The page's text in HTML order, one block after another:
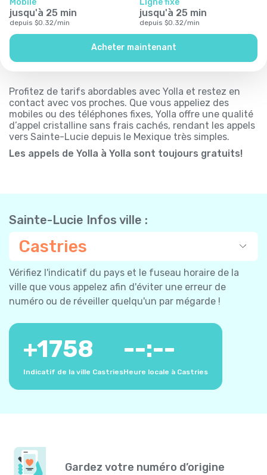
jusqu'à 25 min
depuis $0.32/min
jusqu'à 25 min
depuis $0.32/min
Acheter maintenant
Profitez de tarifs abordables avec Yolla et restez en
contact avec vos proches. Que vous appeliez des
mobiles ou des téléphones fixes, Yolla offre une qualité
d’appel cristalline sans frais cachés, rendant les appels
vers Sainte-Lucie depuis le Mexique très simples.
Les appels de Yolla à Yolla sont toujours gratuits!
Sainte-Lucie Infos ville :
Castries
Vérifiez l'indicatif du pays et le fuseau horaire de la
ville que vous appelez afin d'éviter une erreur de
numéro ou de réveiller quelqu'un par mégarde !
+1758
Indicatif de la ville Castries
--:--
Heure locale à Castries
Gardez votre numéro d’origine